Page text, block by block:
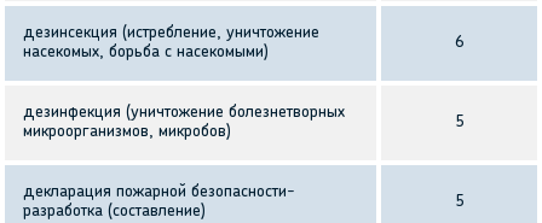
дезинсекция (истребление, уничтожение
насекомых, борьба с насекомыми)
6
дезинфекция (уничтожение болезнетворных
микроорганизмов, микробов)
5
декларация пожарной безопасности-
разработка (составление)
5